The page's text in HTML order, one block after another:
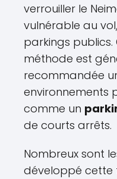
verrouiller le
vulnérable au
parkings
méthode est
recommandée
environnements
comme un
de courts arrêts.
Nombreux sont
développé cette